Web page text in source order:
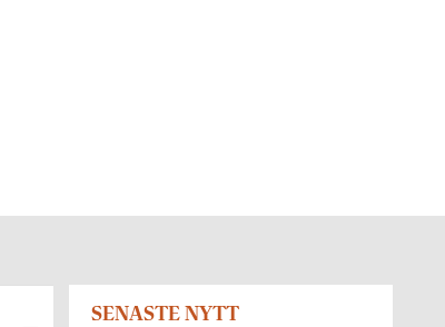
SENASTE NYTT